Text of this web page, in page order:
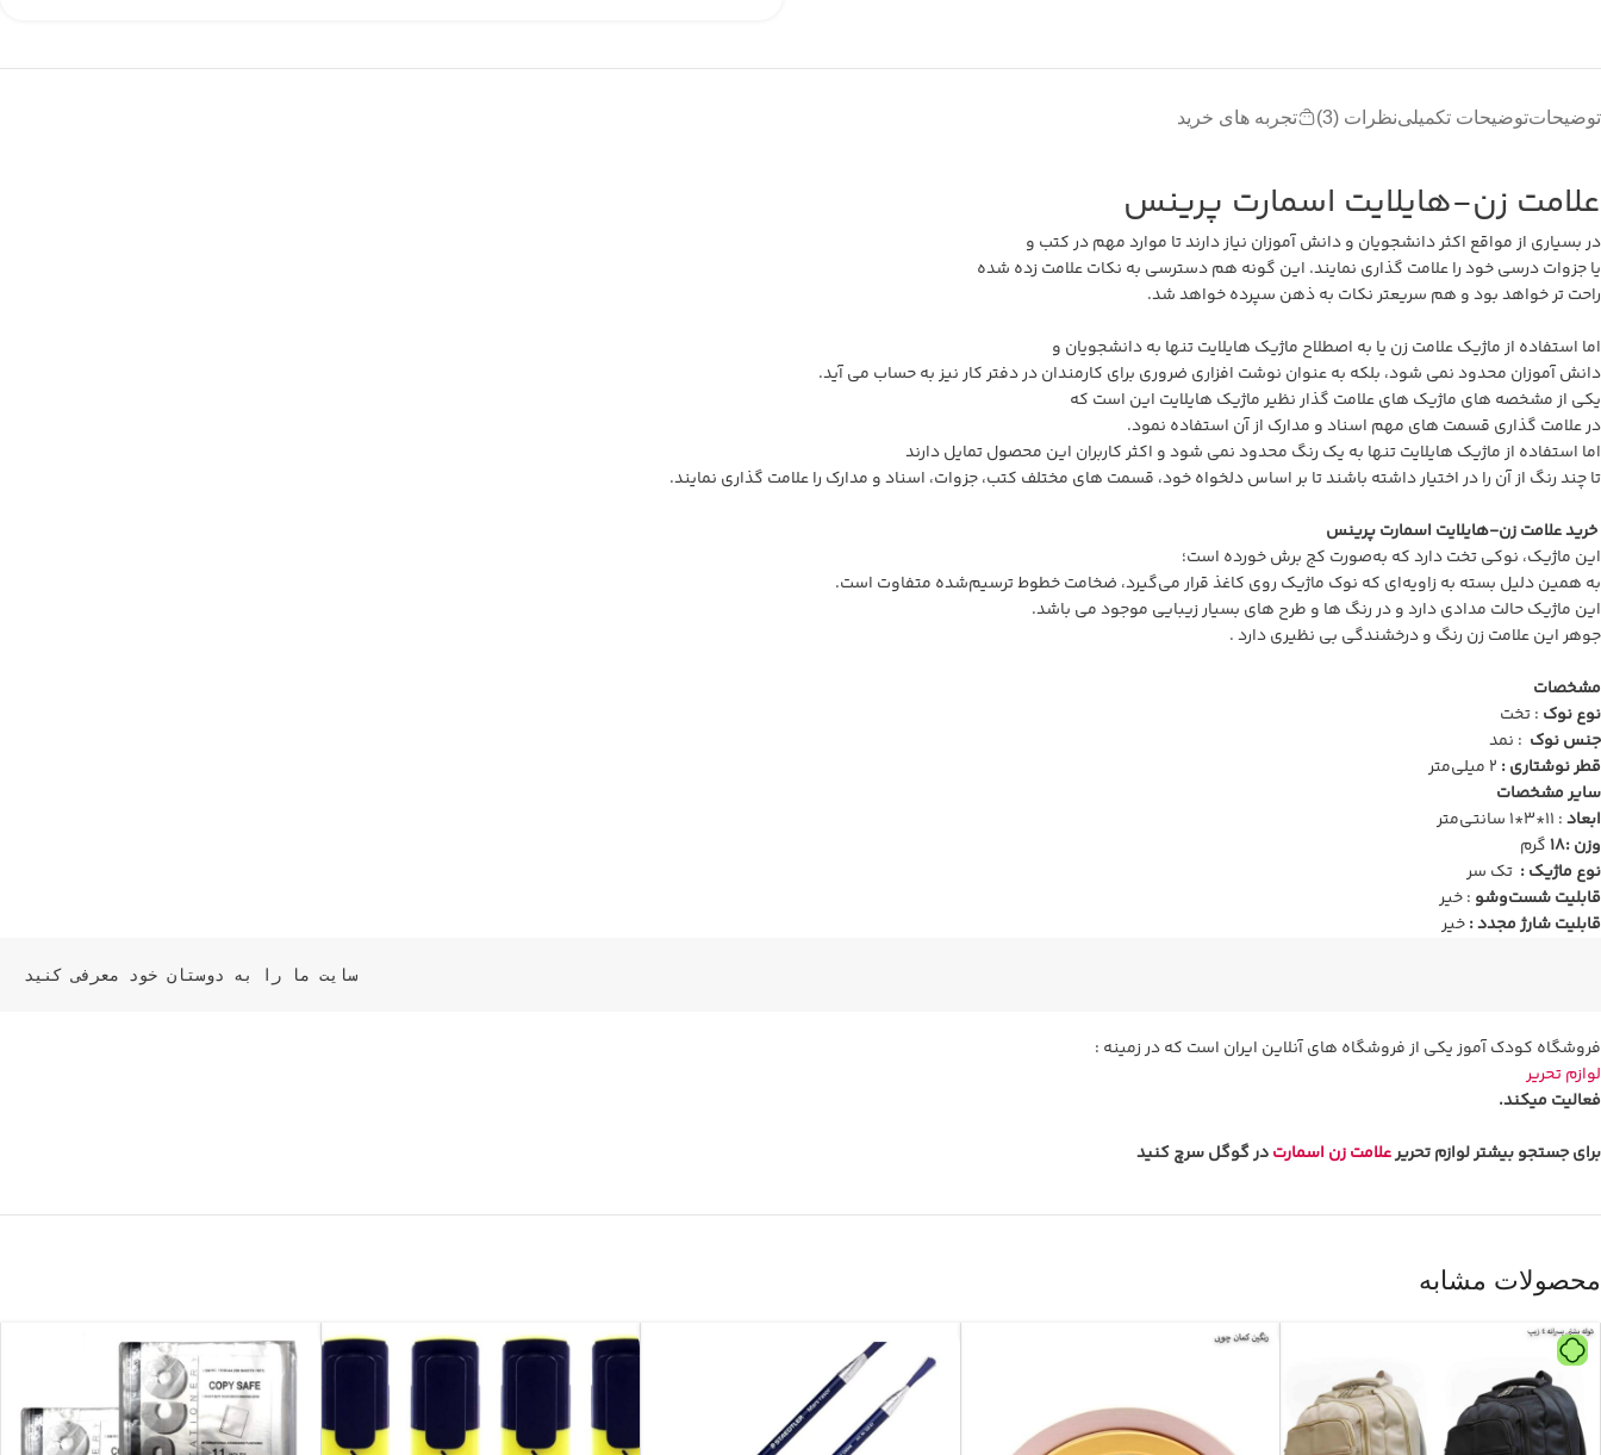
توضیحاتتوضیحات تکمیلینظرات (3) تجربه های خرید
علامت زن-هایلایت اسمارت پرینس
در بسیاری از مواقع اکثر دانشجویان و دانش آموزان نیاز دارند تا موارد مهم در کتب و
یا جزوات درسی خود را علامت گذاری نمایند. این گونه هم دسترسی به نکات علامت زده شده
راحت تر خواهد بود و هم سریعتر نکات به ذهن سپرده خواهد شد.
اما استفاده از ماژیک علامت زن یا به اصطلاح ماژیک هایلایت تنها به دانشجویان و
دانش آموزان محدود نمی شود، بلکه به عنوان نوشت افزاری ضروری برای کارمندان در دفتر کار نیز به حساب می آید.
یکی از مشخصه های ماژیک های علامت گذار نظیر ماژیک هایلایت این است که
در علامت گذاری قسمت های مهم اسناد و مدارک از آن استفاده نمود.
اما استفاده از ماژیک هایلایت تنها به یک رنگ محدود نمی شود و اکثر کاربران این محصول تمایل دارند
تا چند رنگ از آن را در اختیار داشته باشند تا بر اساس دلخواه خود، قسمت های مختلف کتب، جزوات، اسناد و مدارک را علامت گذاری نمایند.
خرید علامت زن-هایلایت اسمارت پرینس
این ماژیک، نوکی تخت دارد که به‌صورت کج برش خورده است؛
به همین دلیل بسته به زاویه‌ای که نوک ماژیک روی کاغذ قرار می‌گیرد، ضخامت خطوط ترسیم‌شده متفاوت است.
این ماژیک حالت مدادی دارد و در رنگ ها و طرح های بسیار زیبایی موجود می باشد.
جوهر این علامت زن رنگ و درخشندگی بی نظیری دارد .
مشخصات
نوع نوک : تخت
جنس نوک : نمد
قطر نوشتاری :
سایر مشخصات
ابعاد: 11*3*1 سانتی‌متر
وزن :18
گرم
نوع ماژیک : تک سر
قابلیت شست‌وشو : خیر
قابلیت شارژ مجدد :خیر
سایت ما را به دوستان خود معرفی کنید
فروشگاه کودک آموز یکی از فروشگاه های آنلاین ایران است که در زمینه :
لوازم تحریر
فعالیت میکند.
برای جستجو بیشتر لوازم تحریرعلامت زن اسمارتدر گوگل سرچ کنید
محصولات مشابه